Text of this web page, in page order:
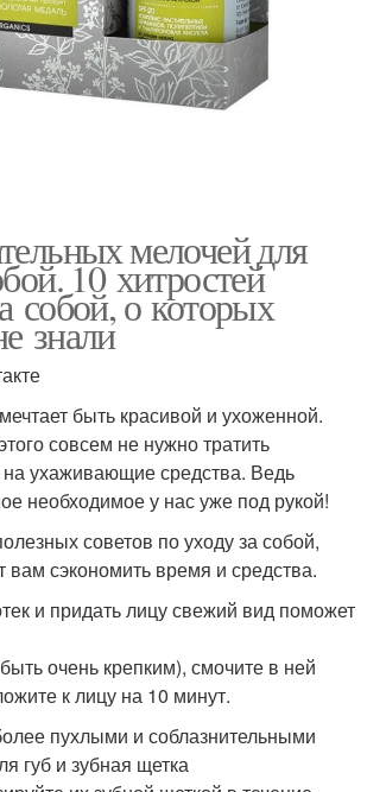
мелочей для
10 хитростей
собой, о которых
знали
быть красивой и ухоженной.
совсем не нужно тратить
ухаживающие средства. Ведь
необходимое у нас уже под рукой!
советов по уходу за собой,
вам сэкономить время и средства.
и придать лицу свежий вид поможет
очень крепким), смочите в ней
к лицу на 10 минут.
пухлыми и соблазнительными
губ и зубная щетка